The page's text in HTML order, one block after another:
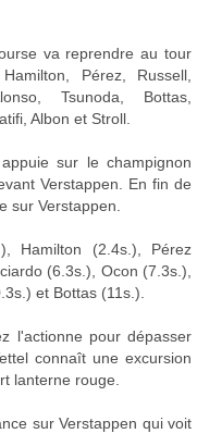
va reprendre au tour
Pérez, Russell,
Tsunoda, Bottas,
Albon et Stroll.
sur le champignon
Verstappen. En fin de
sur Verstappen.
Hamilton (2.4s.), Pérez
(6.3s.), Ocon (7.3s.),
et Bottas (11s.).
l'actionne pour dépasser
connaît une excursion
lanterne rouge.
sur Verstappen qui voit